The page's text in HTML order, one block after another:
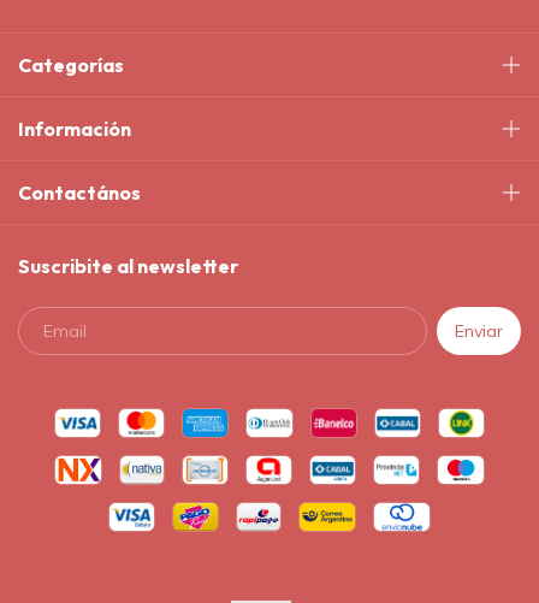
Categorías
Información
Contactános
Suscribite al newsletter